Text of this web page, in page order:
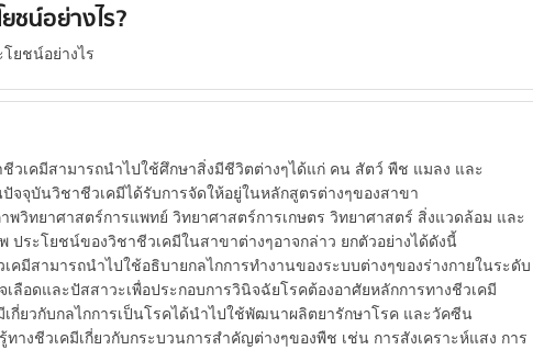
ชน์อย่างไร?
ยชน์อย่างไร
สามารถนำไปใช้ศึกษาสิ่งมีชีวิตต่างๆได้แก่ คน สัตว์ พืช แมลง และ
จจุบันวิชาชีวเคมีได้รับการจัดให้อยู่ในหลักสูตรต่างๆของสาขา
พวิทยาศาสตร์การแพทย์ วิทยาศาสตร์การเกษตร วิทยาศาสตร์ สิ่งแวดล้อม และ
พ ประโยชน์ของวิชาชีวเคมีในสาขาต่างๆอาจกล่าว ยกตัวอย่างได้ดังนี้
คมีสามารถนำไปใช้อธิบายกลไกการทำงานของระบบต่างๆของร่างกายในระดับ
เลือดและปัสสาวะเพื่อประกอบการวินิจฉัยโรคต้องอาศัยหลักการทางชีวเคมี
มีเกี่ยวกับกลไกการเป็นโรคได้นำไปใช้พัฒนาผลิตยารักษาโรค และวัคซีน
ทางชีวเคมีเกี่ยวกับกระบวนการสำคัญต่างๆของพืช เช่น การสังเคราะห์แสง การ